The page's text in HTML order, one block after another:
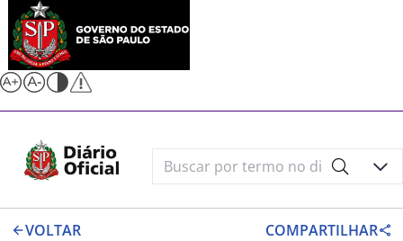
VOLTAR COMPARTILHAR